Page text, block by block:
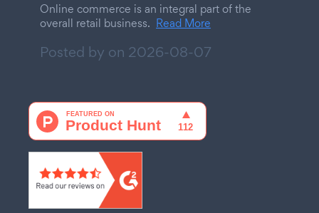
Online commerce is an integral part of the
overall retail business. Read More
Posted by on 2026-08-07